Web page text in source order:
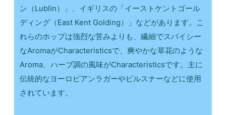
ン（Lublin）」、イギリスの「イーストケントゴール
ディング（East Kent Golding）」などがあります。こ
れらのホップは強烈な苦みよりも、繊細でスパイシー
なAromaがCharacteristicsで、爽やかな草花のような
Aroma、ハーブ調の風味がCharacteristicsです。主に
伝統的なヨーロピアンラガーやピルスナーなどに使用
されています。